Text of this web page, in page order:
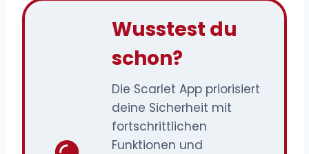
Wusstest du
schon?
Die Scarlet App priorisiert
deine Sicherheit mit
fortschrittlichen
Funktionen und